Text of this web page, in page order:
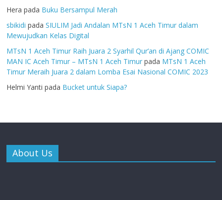
Hera pada Buku Bersampul Merah
sbikidi padaSIULIM Jadi Andalan MTsN 1 Aceh Timur dalam
Mewujudkan Kelas Digital
MTsN 1 Aceh Timur Raih Juara 2 Syarhil Qur’an di Ajang COMIC
MAN IC Aceh Timur – MTsN 1 Aceh Timur pada MTsN 1 Aceh
Timur Meraih Juara 2 dalam Lomba Esai Nasional COMIC 2023
Helmi Yanti pada Bucket untuk Siapa?
About Us